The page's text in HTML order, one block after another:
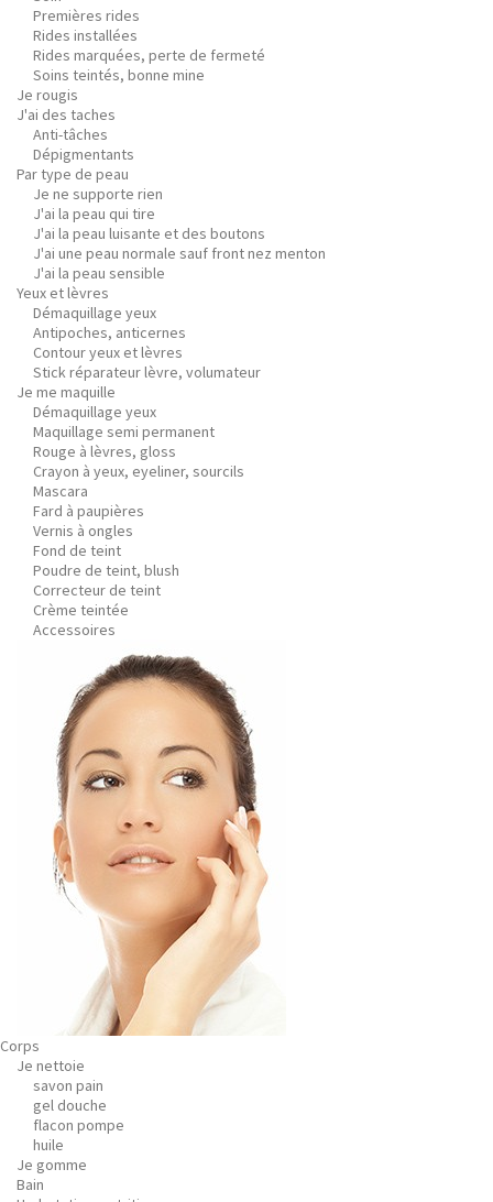
Premières rides
Rides installées
Rides marquées, perte de fermeté
Soins teintés, bonne mine
Je rougis
J'ai des taches
Anti-tâches
Dépigmentants
Par type de peau
Je ne supporte rien
J'ai la peau qui tire
J'ai la peau luisante et des boutons
J'ai une peau normale sauf front nez menton
J'ai la peau sensible
Yeux et lèvres
Démaquillage yeux
Antipoches, anticernes
Contour yeux et lèvres
Stick réparateur lèvre, volumateur
Je me maquille
Démaquillage yeux
Maquillage semi permanent
Rouge à lèvres, gloss
Crayon à yeux, eyeliner, sourcils
Mascara
Fard à paupières
Vernis à ongles
Fond de teint
Poudre de teint, blush
Correcteur de teint
Crème teintée
Accessoires
Corps
Je nettoie
savon pain
gel douche
flacon pompe
huile
Je gomme
Bain